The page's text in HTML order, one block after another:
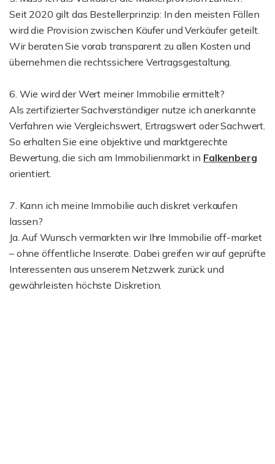
Seit 2020 gilt das Bestellerprinzip: In den meisten Fällen
wird die Provision zwischen Käufer und Verkäufer geteilt.
Wir beraten Sie vorab transparent zu allen Kosten und
übernehmen die rechtssichere Vertragsgestaltung.
6. Wie wird der Wert meiner Immobilie ermittelt?
Als zertifizierter Sachverständiger nutze ich anerkannte
Verfahren wie Vergleichswert, Ertragswert oder Sachwert.
So erhalten Sie eine objektive und marktgerechte
Bewertung, die sich am Immobilienmarkt in Falkenberg
orientiert.
7. Kann ich meine Immobilie auch diskret verkaufen
lassen?
Ja. Auf Wunsch vermarkten wir Ihre Immobilie off-market
– ohne öffentliche Inserate. Dabei greifen wir auf geprüfte
Interessenten aus unserem Netzwerk zurück und
gewährleisten höchste Diskretion.